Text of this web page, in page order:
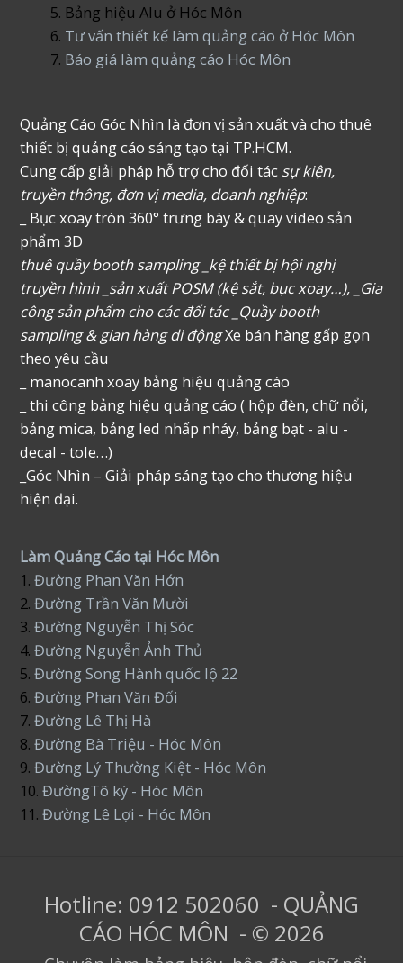
Bảng hiệu Alu ở Hóc Môn
Tư vấn thiết kế làm quảng cáo ở Hóc Môn
Báo giá làm quảng cáo Hóc Môn
Quảng Cáo Góc Nhìn là đơn vị sản xuất và cho thuê
thiết bị quảng cáo sáng tạo tại TP.HCM.
Cung cấp giải pháp hỗ trợ cho đối tác sự kiện,
truyền thông, đơn vị media, doanh nghiệp:
_ Bục xoay tròn 360° trưng bày & quay video sản
phẩm 3D
thuê quầy booth sampling _kệ thiết bị hội nghị
truyền hình _sản xuất POSM (kệ sắt, bục xoay…), _Gia
công sản phẩm cho các đối tác _Quầy booth
sampling & gian hàng di độngXe bán hàng gấp gọn
theo yêu cầu
_ manocanh xoay bảng hiệu quảng cáo
_ thi công bảng hiệu quảng cáo ( hộp đèn, chữ nổi,
bảng mica, bảng led nhấp nháy, bảng bạt - alu -
decal - tole…)
_Góc Nhìn – Giải pháp sáng tạo cho thương hiệu
hiện đại.
Làm Quảng Cáo tại Hóc Môn
1.Đường Phan Văn Hớn
2.Đường Trần Văn Mười
3.Đường Nguyễn Thị Sóc
4. Đường Nguyễn Ảnh Thủ
5.Đường Song Hành quốc lộ 22
6.Đường Phan Văn Đối
7. Đường Lê Thị Hà
8.Đường Bà Triệu - Hóc Môn
9.Đường Lý Thường Kiệt - Hóc Môn
10.ĐườngTô ký - Hóc Môn
11.Đường Lê Lợi - Hóc Môn
Hotline: 0912 502060 - QUẢNG
CÁO HÓC MÔN - © 2026